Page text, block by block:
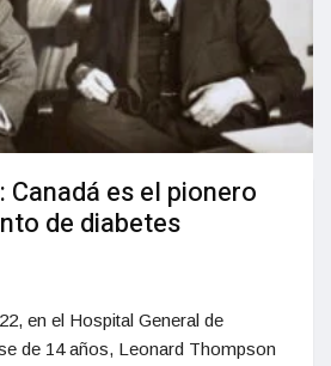
Canadá es el pionero
de diabetes
en el Hospital General de
de 14 años, Leonard Thompson